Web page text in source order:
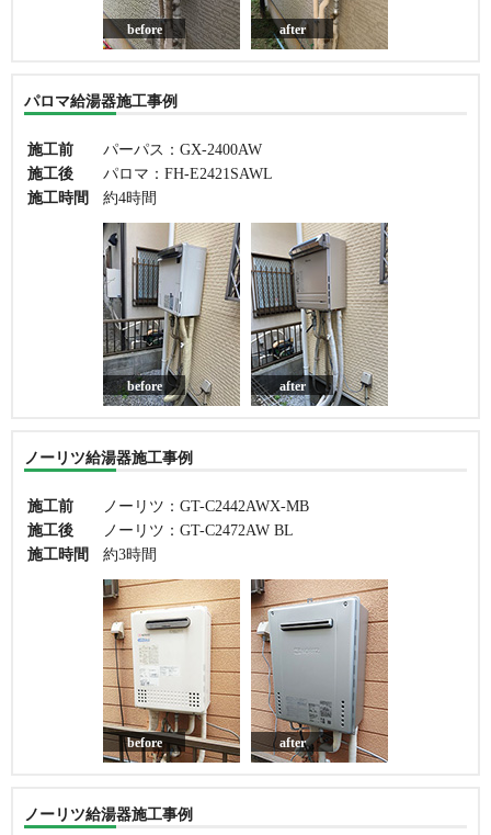
before after
パロマ給湯器施工事例
施工前
パーパス：GX-2400AW
施工後
パロマ：FH-E2421SAWL
施工時間
約4時間
before after
ノーリツ給湯器施工事例
施工前
ノーリツ：GT-C2442AWX-MB
施工後
ノーリツ：GT-C2472AW BL
施工時間
約3時間
before after
ノーリツ給湯器施工事例